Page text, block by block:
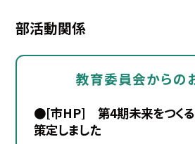
部活動関係
教育委員会からの
●[市HP] 第4期未来をつくる
策定しました